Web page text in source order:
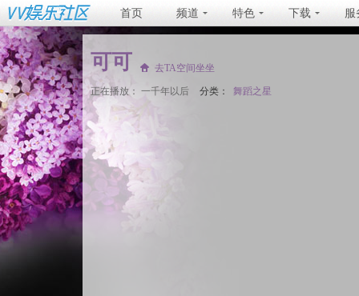
首页 频道 特色 下载 服
可可 去TA空间坐坐
正在播放： 一千年以后 分类： 舞蹈之星